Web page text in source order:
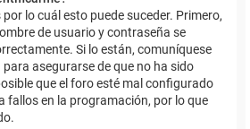
lo cuál esto puede suceder. Primero,
de usuario y contraseña se
Si lo están, comuníquese
asegurarse de que no ha sido
que el foro esté mal configurado
fallos en la programación, por lo que